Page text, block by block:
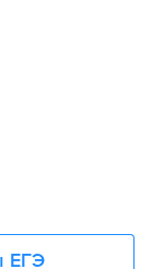
ЕГЭ